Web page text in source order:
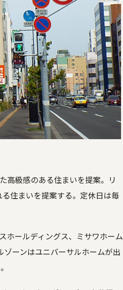
高級感のある住まいを提案。リ
住まいを提案する。定休日は毎
ホールディングス、ミサワホーム
ーンはユニバーサルホームが出